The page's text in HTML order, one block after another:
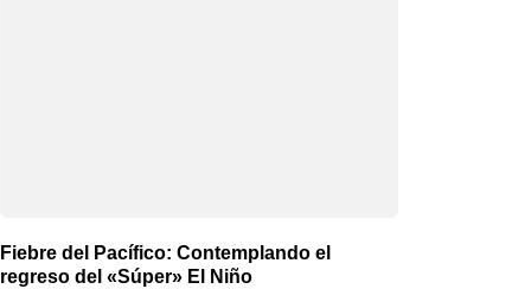
Fiebre del Pacífico: Contemplando el
regreso del «Súper» El Niño